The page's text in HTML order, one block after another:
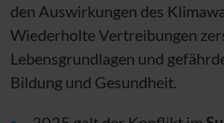
den Auswirkungen des
Wiederholte Vertreibungen
Lebensgrundlagen und
Bildung und Gesundheit.